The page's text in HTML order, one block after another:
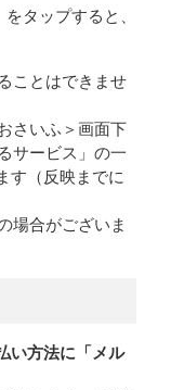
タップすると、
ことはできませ
さいふ＞画面下
サービス」の一
す（反映までに
場合がございま
い方法に「メル